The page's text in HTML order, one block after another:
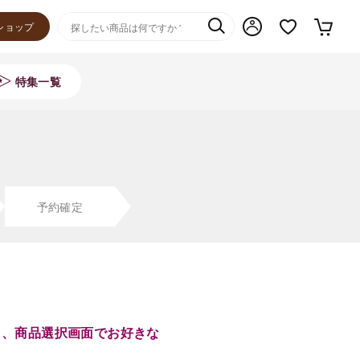
ョップ
特集一覧
予約確定
商品選択画面でお好きな